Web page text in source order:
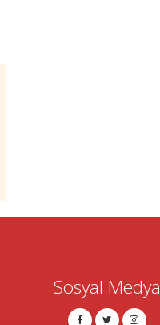
Sosyal Medya